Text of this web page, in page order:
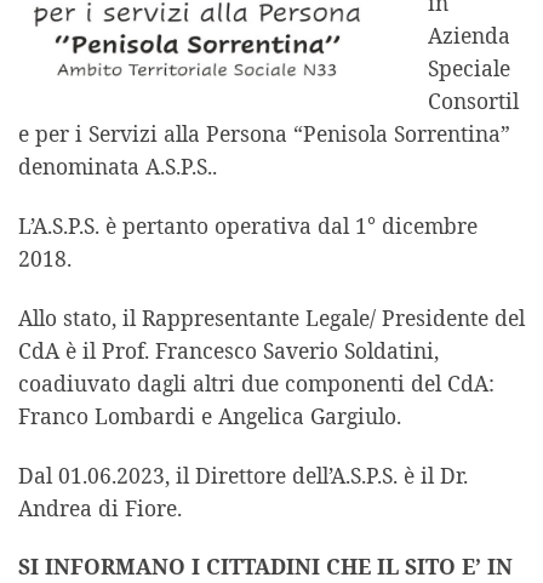
Azienda
Speciale
Consortil
e per i Servizi alla Persona “Penisola Sorrentina”
denominata A.S.P.S..
L’A.S.P.S. è pertanto operativa dal 1° dicembre
2018.
Allo stato, il Rappresentante Legale/ Presidente del
CdA è il Prof. Francesco Saverio Soldatini,
coadiuvato dagli altri due componenti del CdA:
Franco Lombardi e Angelica Gargiulo.
Dal 01.06.2023, il Direttore dell’A.S.P.S. è il Dr.
Andrea di Fiore.
SI INFORMANO I CITTADINI CHE IL SITO E’ IN